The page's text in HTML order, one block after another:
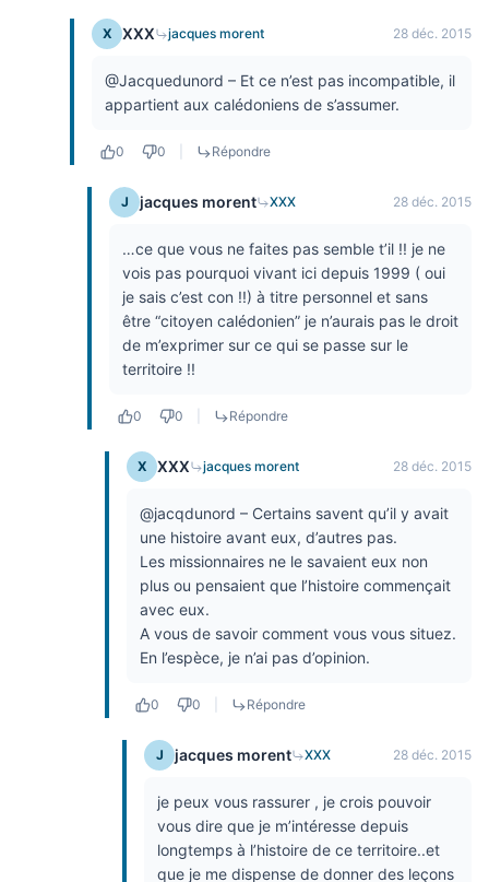
X XXX jacques morent 28 déc. 2015
@Jacquedunord – Et ce n’est pas incompatible, il
appartient aux calédoniens de s’assumer.
0 0 Répondre
J jacques morent XXX 28 déc. 2015
…ce que vous ne faites pas semble t’il !! je ne
vois pas pourquoi vivant ici depuis 1999 ( oui
je sais c’est con !!) à titre personnel et sans
être “citoyen calédonien” je n’aurais pas le droit
de m’exprimer sur ce qui se passe sur le
territoire !!
0 0 Répondre
X XXX jacques morent 28 déc. 2015
@jacqdunord – Certains savent qu’il y avait
une histoire avant eux, d’autres pas.
Les missionnaires ne le savaient eux non
plus ou pensaient que l’histoire commençait
avec eux.
A vous de savoir comment vous vous situez.
En l’espèce, je n’ai pas d’opinion.
0 0 Répondre
J jacques morent XXX 28 déc. 2015
je peux vous rassurer , je crois pouvoir
vous dire que je m’intéresse depuis
longtemps à l’histoire de ce territoire..et
que je me dispense de donner des leçons